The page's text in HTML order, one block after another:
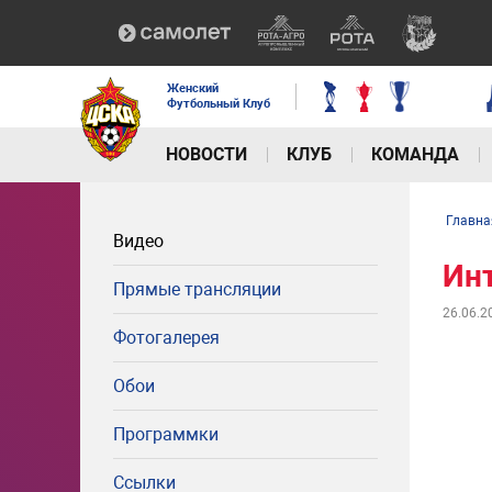
Женский
Футбольный Клуб
НОВОСТИ КЛУБ КОМАНДА
Видео
Прямые трансляции
Фотогалерея
Обои
Программки
Ссылки